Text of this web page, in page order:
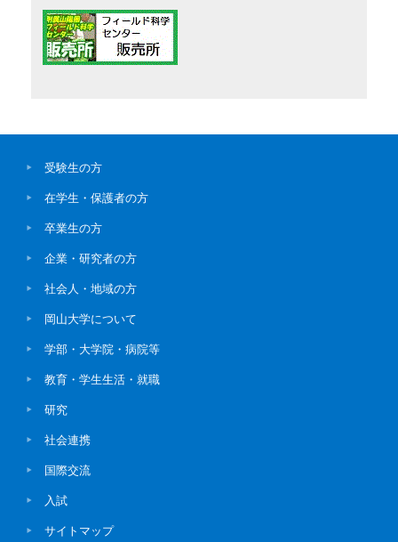
受験生の方
在学生・保護者の方
卒業生の方
企業・研究者の方
社会人・地域の方
岡山大学について
学部・大学院・病院等
教育・学生生活・就職
研究
社会連携
国際交流
入試
サイトマップ